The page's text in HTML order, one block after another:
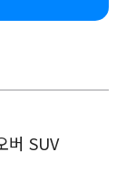
버 SUV